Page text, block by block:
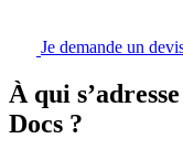
Je demande un
À qui
Docs ?